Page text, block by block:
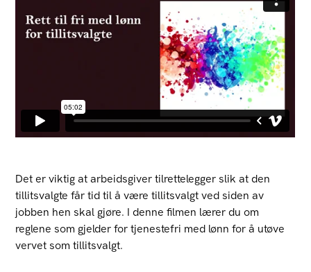
Det er viktig at arbeidsgiver tilrettelegger slik at den
tillitsvalgte får tid til å være tillitsvalgt ved siden av
jobben hen skal gjøre. I denne filmen lærer du om
reglene som gjelder for tjenestefri med lønn for å utøve
vervet som tillitsvalgt.